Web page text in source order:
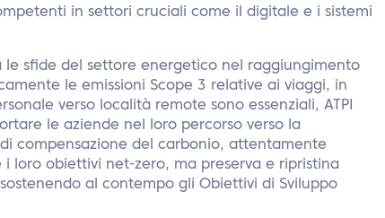
in settori cruciali come il digitale e i sistemi
le sfide del settore energetico nel raggiungimento
le emissioni Scope 3 relative ai viaggi, in
verso località remote sono essenziali, ATPI
le aziende nel loro percorso verso la
compensazione del carbonio, attentamente
loro obiettivi net-zero, ma preserva e ripristina
al contempo gli Obiettivi di Sviluppo